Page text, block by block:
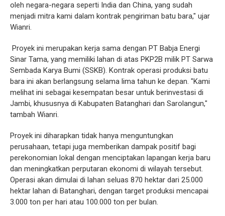
oleh negara-negara seperti India dan China, yang sudah
menjadi mitra kami dalam kontrak pengiriman batu bara," ujar
Wianri.
Proyek ini merupakan kerja sama dengan PT Babja Energi
Sinar Tama, yang memiliki lahan di atas PKP2B milik PT Sarwa
Sembada Karya Bumi (SSKB). Kontrak operasi produksi batu
bara ini akan berlangsung selama lima tahun ke depan. "Kami
melihat ini sebagai kesempatan besar untuk berinvestasi di
Jambi, khususnya di Kabupaten Batanghari dan Sarolangun,"
tambah Wianri.
Proyek ini diharapkan tidak hanya menguntungkan
perusahaan, tetapi juga memberikan dampak positif bagi
perekonomian lokal dengan menciptakan lapangan kerja baru
dan meningkatkan perputaran ekonomi di wilayah tersebut.
Operasi akan dimulai di lahan seluas 870 hektar dari 25.000
hektar lahan di Batanghari, dengan target produksi mencapai
3.000 ton per hari atau 100.000 ton per bulan.